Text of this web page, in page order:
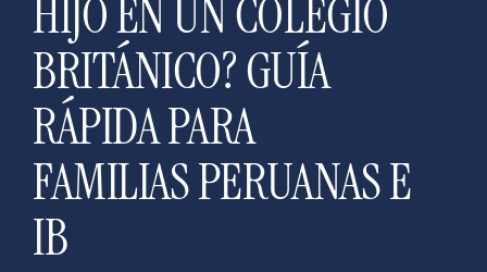
HIJO EN UN COLEGIO
BRITÁNICO? GUÍA
RÁPIDA PARA
FAMILIAS PERUANAS E
IB